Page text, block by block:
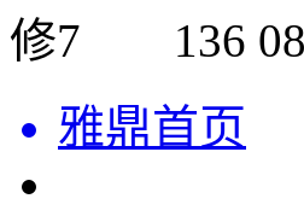
136
雅鼎首页